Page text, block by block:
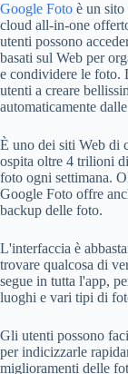
Google Foto è un
cloud all-in-one
utenti possono
basati sul Web per
e condividere le foto.
utenti a creare
automaticamente
È uno dei siti Web di
ospita oltre 4 trilioni
foto ogni settimana.
Google Foto offre
backup delle foto.
L'interfaccia è
trovare qualcosa di
segue in tutta l'app,
luoghi e vari tipi di
Gli utenti possono
per indicizzarle
miglioramenti delle